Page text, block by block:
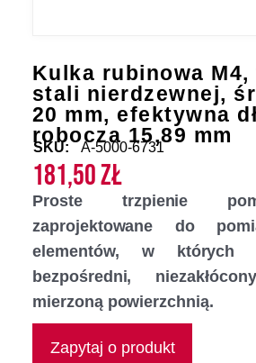
Kulka rubinowa M4,
stali nierdzewnej,
20 mm, efektywna
robocza 15,89 mm
SKU: A-5000-6731
181,50zł
Proste trzpienie
zaprojektowane do
elementów, w których
bezpośredni,
mierzoną powierzchnią.
Zapytaj o produkt